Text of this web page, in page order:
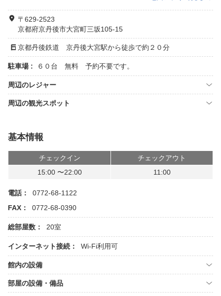
〒629-2523
京都府京丹後市大宮町三坂105-15
京都丹後鉄道 京丹後大宮駅から徒歩で約２０分
駐車場 : ６０台 無料 予約不要です。
周辺のレジャー
周辺の観光スポット
基本情報
チェックイン
チェックアウト
15:00 〜22:00
11:00
電話：
0772-68-1122
FAX：
0772-68-0390
総部屋数： 20室
インターネット接続： Wi-Fi利用可
館内の設備
部屋の設備・備品